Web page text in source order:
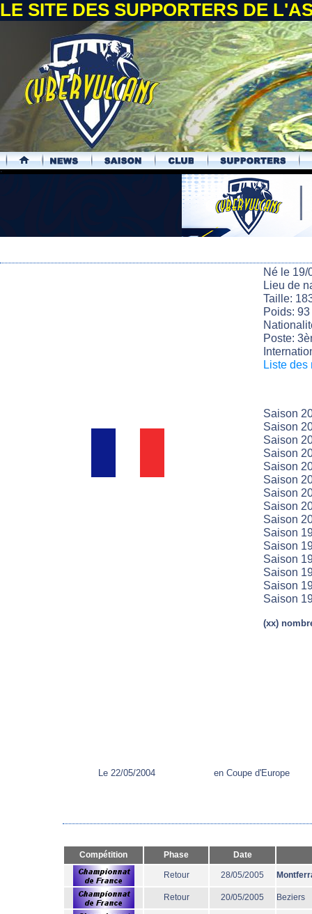
LE SITE DES SUPPORTERS DE
.
Né le 19/
Lieu de
Taille:
Poids:
Poste:
Liste des
Saison
Saison
Saison
Saison
Saison
Saison
Saison
Saison
Saison
Saison
Saison
Saison
Saison
Saison
Saison
(xx)
Le 22/05/2004 en Coupe d'Europe
Compétition Phase Date
Retour 28/05/2005
Retour 20/05/2005 Beziers